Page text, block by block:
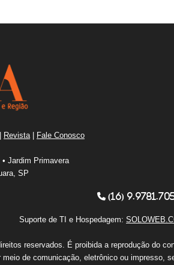
| Revista | Fale Conosco
Jardim Primavera
SP
(16)
Suporte de TI e Hospedagem:
reservados. É proibida a reprodução do
meio de comunicação, eletrônico ou impresso,